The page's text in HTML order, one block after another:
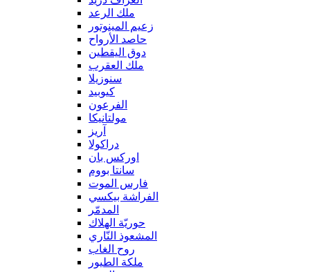
ملك الرعد
زعيم المينوتور
حاصد الأرواح
دوق اليقطين
ملك العقرب
سنوزيلا
كيوبيد
الفرعون
مولتانيكا
آريز
دراكولا
اوركس بان
سانتا بووم
فارس الموت
الفراشة بيكسي
المدمّر
حوريّة الهلاك
المشعوذ النّاري
روح الغاب
ملكة الطيور